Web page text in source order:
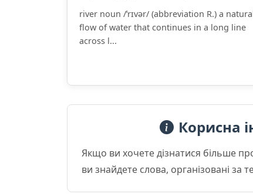
river noun /ˈrɪvər/ (abbreviation R.) a
flow of water that continues in a long line
across l...
Корисна
Якщо ви хочете дізнатися більше
ви знайдете слова, організовані за